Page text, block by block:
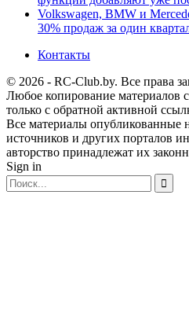
Volkswagen, BMW и
30% продаж за один
Контакты
© 2026 - RC-Club.by. Все права
Любое копирование материалов
только с обратной активной
Все материалы опубликованные
источников и других порталов
авторство принадлежат их
Sign in